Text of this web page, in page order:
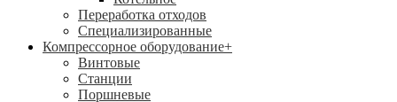
Переработка отходов
Специализированные
Компрессорное оборудование+
Винтовые
Станции
Поршневые